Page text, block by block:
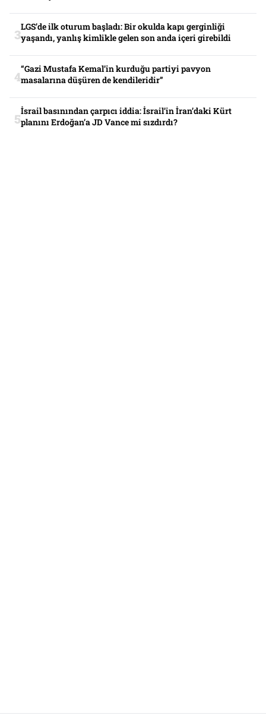
LGS’de ilk oturum başladı: Bir okulda kapı gerginliği
yaşandı, yanlış kimlikle gelen son anda içeri girebildi
“Gazi Mustafa Kemal’in kurduğu partiyi pavyon
masalarına düşüren de kendileridir”
İsrail basınından çarpıcı iddia: İsrail’in İran’daki Kürt
planını Erdoğan’a JD Vance mi sızdırdı?